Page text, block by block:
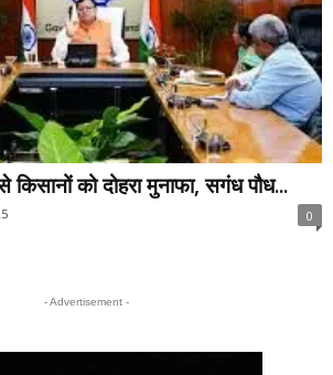
को दोहरा मुनाफा, सगंध पौध...
0
- Advertisement -